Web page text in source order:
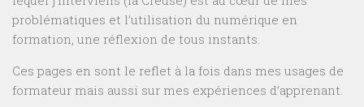
problématiques et l’utilisation du numérique en
formation, une réflexion de tous instants.
Ces pages en sont le reflet à la fois dans mes usages de
formateur mais aussi sur mes expériences d’apprenant.